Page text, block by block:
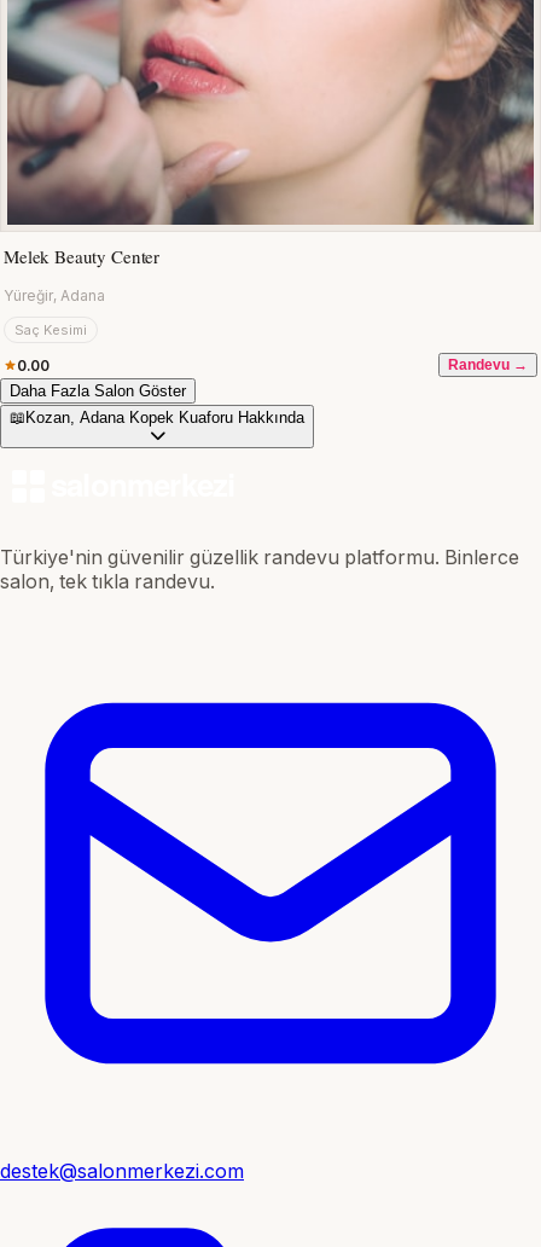
Melek Beauty Center
Yüreğir, Adana
Saç Kesimi
0.00 Randevu →
Daha Fazla Salon Göster
📖 Kozan, Adana Kopek Kuaforu Hakkında
Türkiye'nin güvenilir güzellik randevu platformu. Binlerce
salon, tek tıkla randevu.
destek@salonmerkezi.com